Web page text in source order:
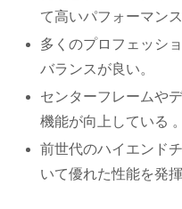
て高いパフォーマン
多くのプロフェッシ
バランスが良い。
センターフレームや
機能が向上している
前世代のハイエンド
いて優れた性能を発